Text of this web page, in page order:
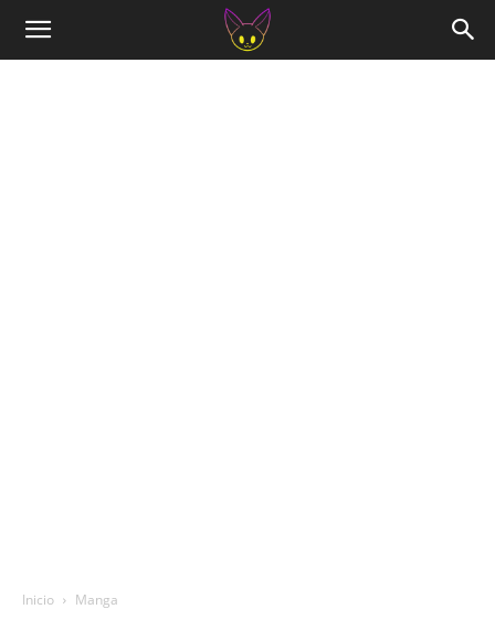
Inicio Manga